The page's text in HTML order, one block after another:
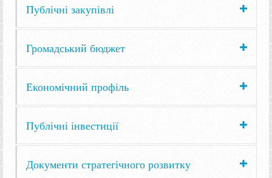
Публічні закупівлі
Громадський бюджет
Економічний профіль
Публічні інвестиції
Документи стратегічного розвитку